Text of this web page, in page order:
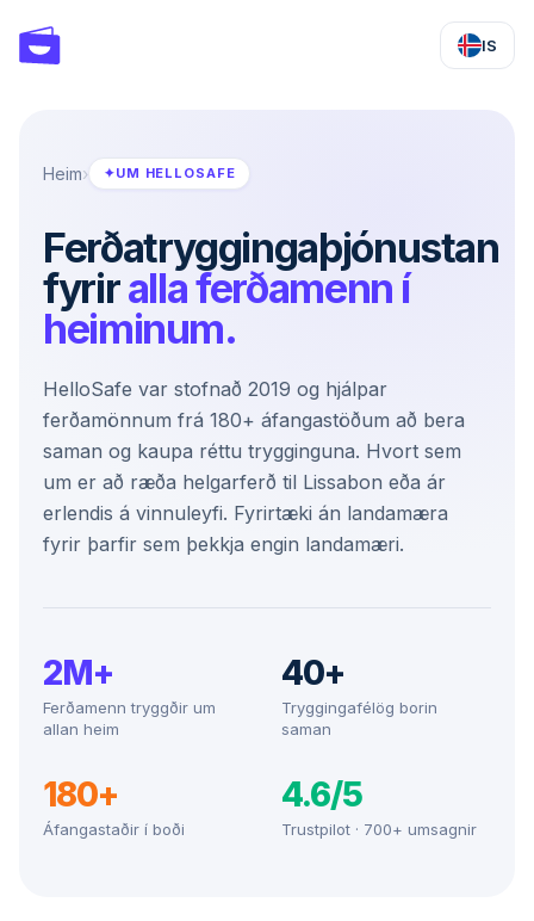
IS
Heim› ✦UM HELLOSAFE
Ferðatryggingaþjónustan
fyriralla ferðamenn í
heiminum.
HelloSafe var stofnað 2019 og hjálpar
ferðamönnum frá 180+ áfangastöðum að bera
saman og kaupa réttu trygginguna. Hvort sem
um er að ræða helgarferð til Lissabon eða ár
erlendis á vinnuleyfi. Fyrirtæki án landamæra
fyrir þarfir sem þekkja engin landamæri.
2M+
Ferðamenn tryggðir um
allan heim
40+
Tryggingafélög borin
saman
180+
Áfangastaðir í boði
4.6/5
Trustpilot · 700+ umsagnir